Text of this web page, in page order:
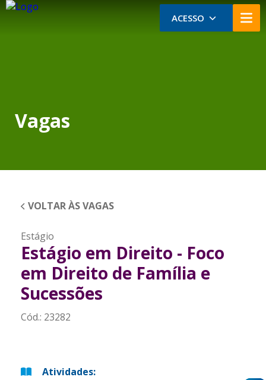
ACESSO
Vagas
VOLTAR ÀS VAGAS
Estágio
Estágio em Direito - Foco
em Direito de Família e
Sucessões
Cód.: 23282
Atividades: